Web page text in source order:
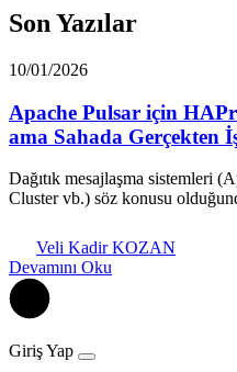
Son Yazılar
10/01/2026
Apache Pulsar için
ama Sahada Gerçekten
Dağıtık mesajlaşma sistemleri
Cluster vb.) söz konusu
Veli Kadir KOZAN
Devamını Oku
Giriş Yap